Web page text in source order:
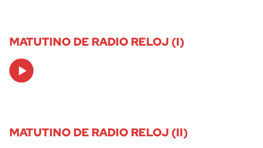
MATUTINO DE RADIO RELOJ (I)
Audio
Player
MATUTINO DE RADIO RELOJ (II)